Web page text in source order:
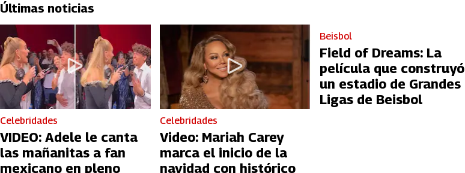
Últimas noticias
Celebridades
VIDEO: Adele le canta
las mañanitas a fan
mexicano en pleno
Celebridades
Video: Mariah Carey
marca el inicio de la
navidad con histórico
Beisbol
Field of Dreams: La
película que construyó
un estadio de Grandes
Ligas de Beisbol